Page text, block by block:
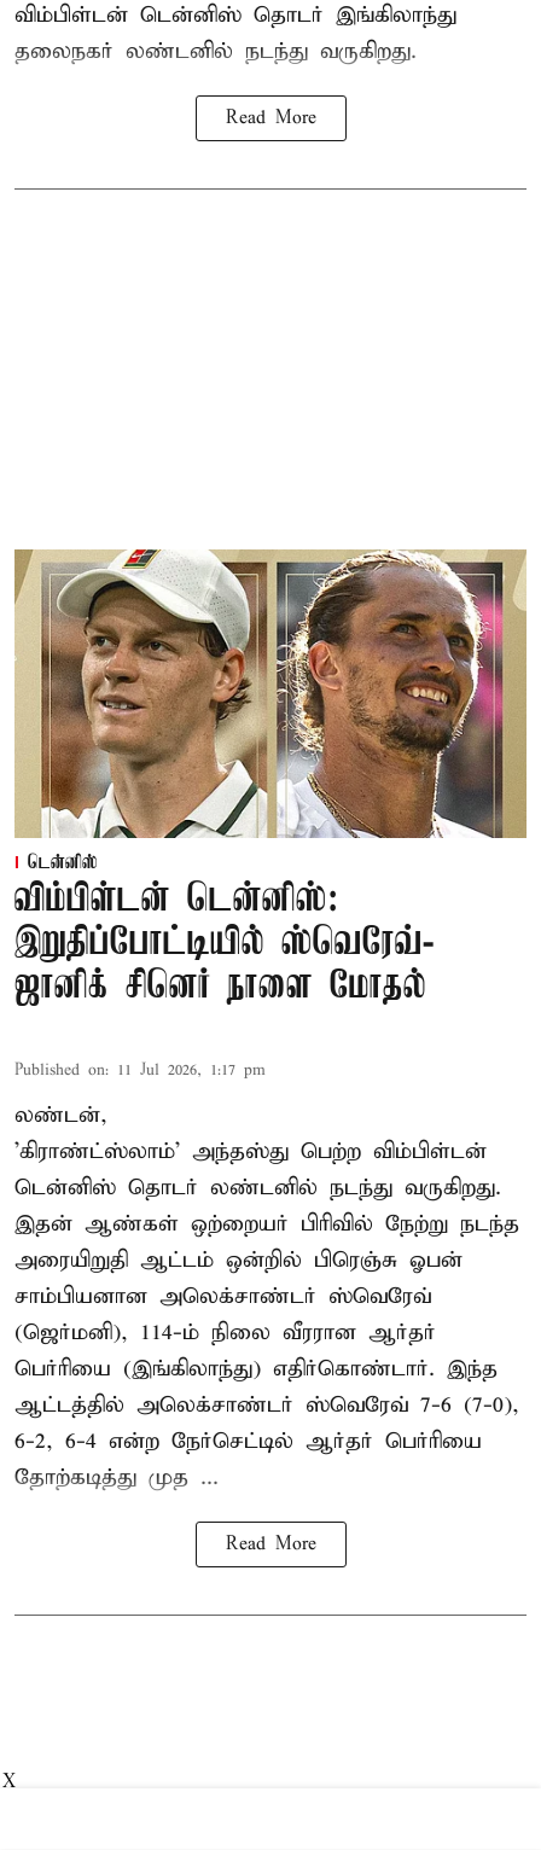
விம்பிள்டன் டென்னிஸ் தொடர் இங்கிலாந்து
தலைநகர் லண்டனில் நடந்து வருகிறது.
Read More
டென்னிஸ்
விம்பிள்டன் டென்னிஸ்:
இறுதிப்போட்டியில் ஸ்வெரேவ்-
ஜானிக் சினெர் நாளை மோதல்
Published on: 11 Jul 2026, 1:17 pm
லண்டன்,
'கிராண்ட்ஸ்லாம்' அந்தஸ்து பெற்ற விம்பிள்டன்
டென்னிஸ் தொடர் லண்டனில் நடந்து வருகிறது.
இதன் ஆண்கள் ஒற்றையர் பிரிவில் நேற்று நடந்த
அரையிறுதி ஆட்டம் ஒன்றில் பிரெஞ்சு ஓபன்
சாம்பியனான அலெக்சாண்டர் ஸ்வெரேவ்
(ஜெர்மனி), 114-ம் நிலை வீரரான ஆர்தர்
பெர்ரியை (இங்கிலாந்து) எதிர்கொண்டார். இந்த
ஆட்டத்தில் அலெக்சாண்டர் ஸ்வெரேவ் 7-6 (7-0),
6-2, 6-4 என்ற நேர்செட்டில் ஆர்தர் பெர்ரியை
தோற்கடித்து முத ...
Read More
X